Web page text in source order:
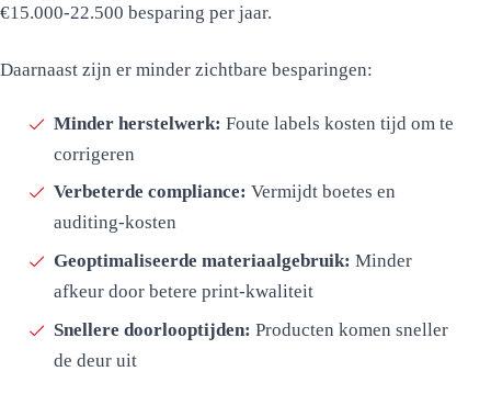
€15.000-22.500 besparing per jaar.
Daarnaast zijn er minder zichtbare besparingen:
Minder herstelwerk: Foute labels kosten tijd om te
corrigeren
Verbeterde compliance: Vermijdt boetes en
auditing-kosten
Geoptimaliseerde materiaalgebruik: Minder
afkeur door betere print-kwaliteit
Snellere doorlooptijden: Producten komen sneller
de deur uit